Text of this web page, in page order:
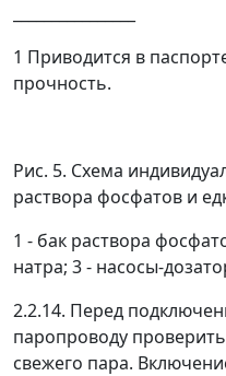
1 Приводится в
прочность.
Рис. 5. Схема
раствора фосфатов и
1 - бак раствора
натра; 3 - насосы-
2.2.14. Перед
паропроводу
свежего пара.